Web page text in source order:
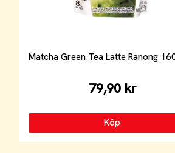
Matcha Green Tea Latte Ranong
79,90 kr
Köp